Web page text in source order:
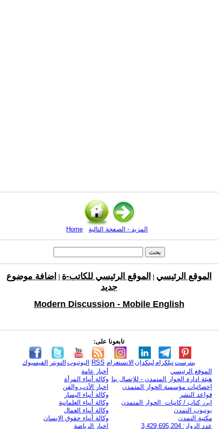
Home المزيد - الصفحة التالية
الموقع الرئيسي الموقع الرئيسي للكاتب-ة
اضافة موضوع
جديد
Modern Discussion - Mobile English
تابعونا على:
الفيسبوك التويتر اليوتيوب RSS الانستغرام لينكدإن تيلكرامبنترست
الموقع الرئيسي
هيئة ادارة الحوار المتمدن - للإتصال بنا
إحصائيات مؤسسة الحوار المتمدن
قواعد النشر
ابرز كتاب / كاتبات الحوار المتمدن
يوتيوب التمدن
مكتبة التمدن
عدد الزوار: 3,429,695,204
أخبار عامة
وكالة أنباء المرأة
اخبار الأدب والفن
وكالة أنباء اليسار
وكالة أنباء العلمانية
وكالة أنباء العمال
وكالة أنباء حقوق الإنسان
اخبار الرياضة